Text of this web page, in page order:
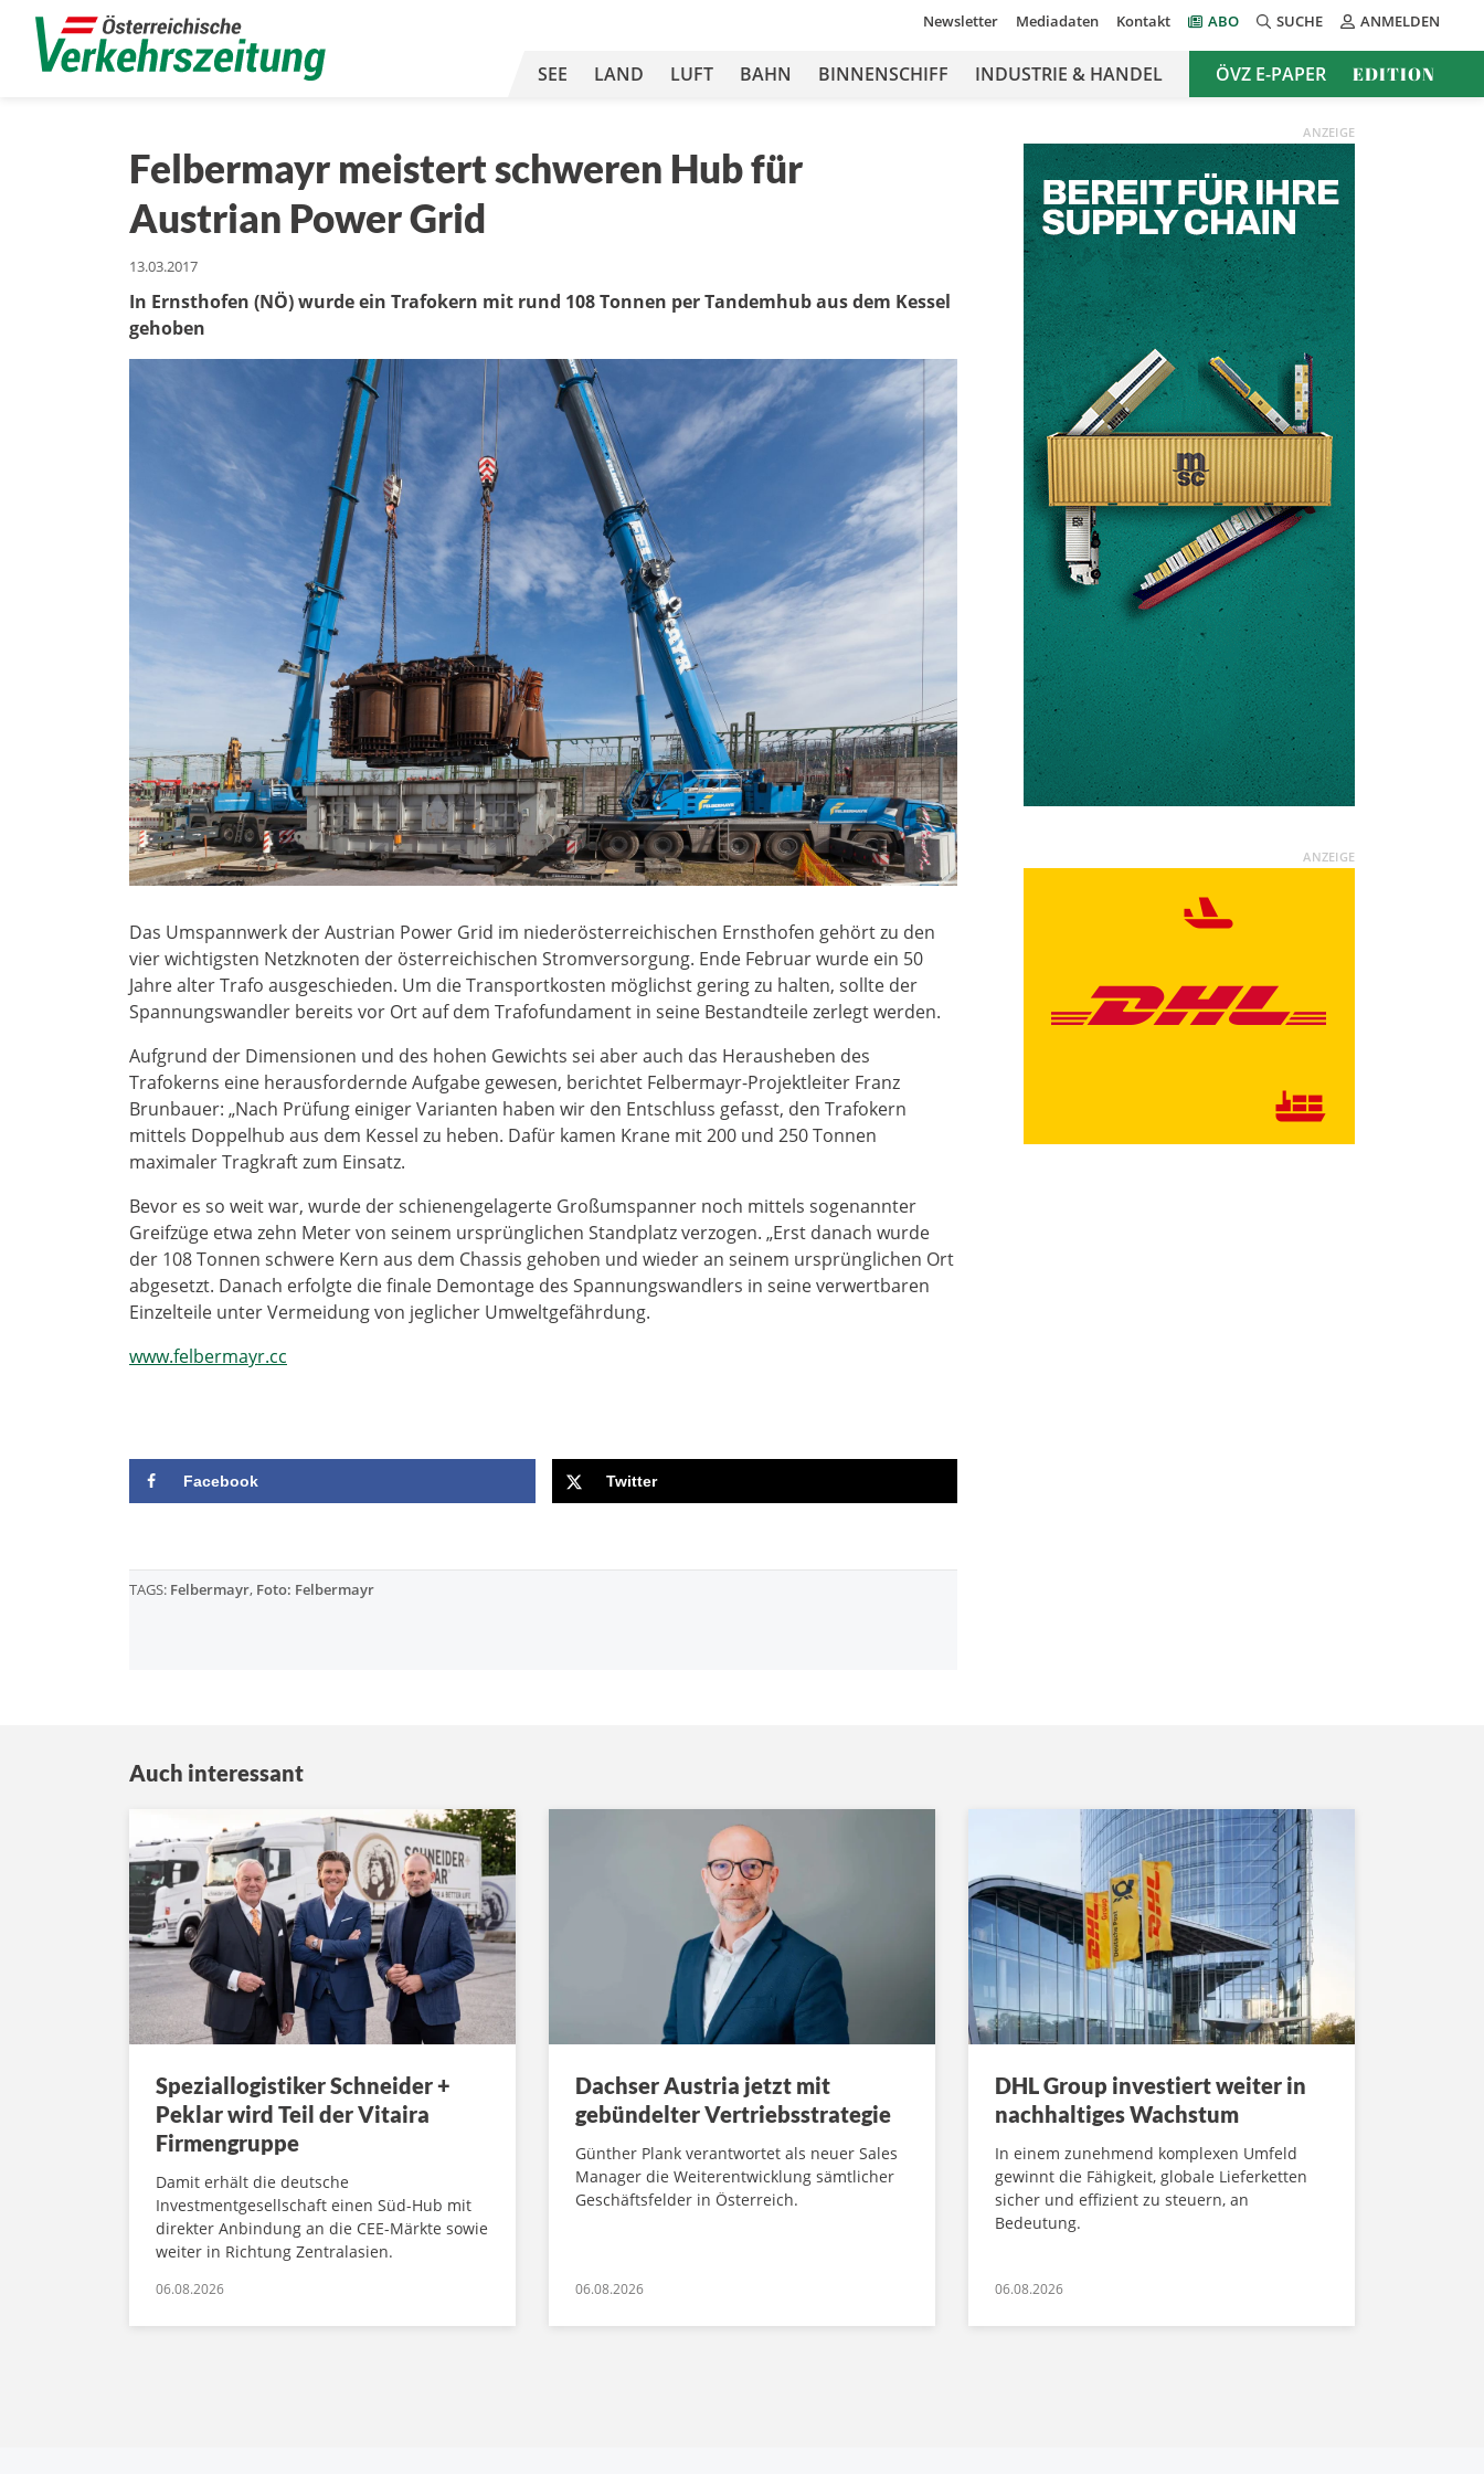
Newsletter Mediadaten Kontakt ABO SUCHE ANMELDEN
SEE LAND LUFT BAHN BINNENSCHIFF INDUSTRIE & HANDEL ÖVZ E-PAPER EDITION
Felbermayr meistert schweren Hub für
Austrian Power Grid
13.03.2017
In Ernsthofen (NÖ) wurde ein Trafokern mit rund 108 Tonnen per Tandemhub aus dem Kessel
gehoben
Das Umspannwerk der Austrian Power Grid im niederösterreichischen Ernsthofen gehört zu den
vier wichtigsten Netzknoten der österreichischen Stromversorgung. Ende Februar wurde ein 50
Jahre alter Trafo ausgeschieden. Um die Transportkosten möglichst gering zu halten, sollte der
Spannungswandler bereits vor Ort auf dem Trafofundament in seine Bestandteile zerlegt werden.
Aufgrund der Dimensionen und des hohen Gewichts sei aber auch das Herausheben des
Trafokerns eine herausfordernde Aufgabe gewesen, berichtet Felbermayr-Projektleiter Franz
Brunbauer: „Nach Prüfung einiger Varianten haben wir den Entschluss gefasst, den Trafokern
mittels Doppelhub aus dem Kessel zu heben. Dafür kamen Krane mit 200 und 250 Tonnen
maximaler Tragkraft zum Einsatz.
Bevor es so weit war, wurde der schienengelagerte Großumspanner noch mittels sogenannter
Greifzüge etwa zehn Meter von seinem ursprünglichen Standplatz verzogen. „Erst danach wurde
der 108 Tonnen schwere Kern aus dem Chassis gehoben und wieder an seinem ursprünglichen Ort
abgesetzt. Danach erfolgte die finale Demontage des Spannungswandlers in seine verwertbaren
Einzelteile unter Vermeidung von jeglicher Umweltgefährdung.
www.felbermayr.cc
Facebook Twitter
TAGS: Felbermayr, Foto: Felbermayr
ANZEIGE
ANZEIGE
Auch interessant
Speziallogistiker Schneider +
Peklar wird Teil der Vitaira
Firmengruppe
Damit erhält die deutsche
Investmentgesellschaft einen Süd-Hub mit
direkter Anbindung an die CEE-Märkte sowie
weiter in Richtung Zentralasien.
06.08.2026
Dachser Austria jetzt mit
gebündelter Vertriebsstrategie
Günther Plank verantwortet als neuer Sales
Manager die Weiterentwicklung sämtlicher
Geschäftsfelder in Österreich.
06.08.2026
DHL Group investiert weiter in
nachhaltiges Wachstum
In einem zunehmend komplexen Umfeld
gewinnt die Fähigkeit, globale Lieferketten
sicher und effizient zu steuern, an
Bedeutung.
06.08.2026